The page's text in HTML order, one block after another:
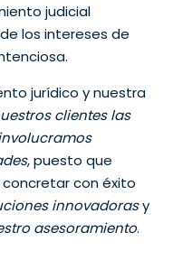
judicial
los intereses de
jurídico y nuestra
clientes las
, puesto que
con éxito
innovadorasy
asesoramiento.